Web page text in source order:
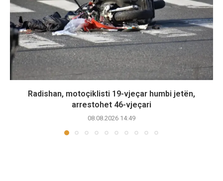
Radishan, motoçiklisti 19-vjeçar humbi jetën,
arrestohet 46-vjeçari
08.08.2026 14:49